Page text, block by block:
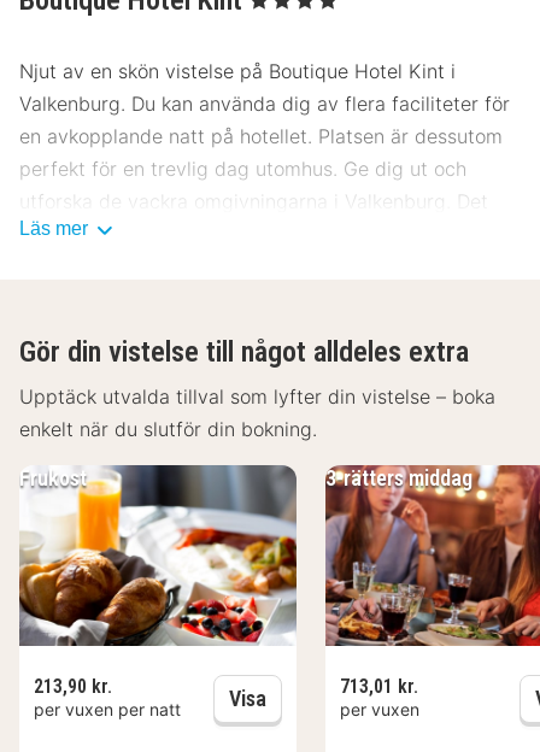
Njut av en skön vistelse på Boutique Hotel Kint i
Valkenburg. Du kan använda dig av flera faciliteter för
en avkopplande natt på hotellet. Platsen är dessutom
perfekt för en trevlig dag utomhus. Ge dig ut och
utforska de vackra omgivningarna i Valkenburg. Det
blir garanterat en trevlig vistelse på Boutique Hotel
Läs mer
Gör din vistelse till något alldeles extra
Upptäck utvalda tillval som lyfter din vistelse – boka
enkelt när du slutför din bokning.
3-rätters middag
713,01 kr.
per vuxen
Frukost
213,90 kr.
per vuxen per natt Visa